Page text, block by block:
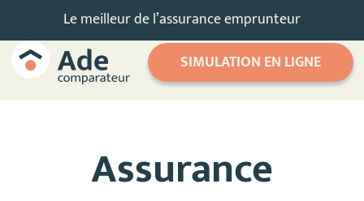
Le meilleur de l’assurance emprunteur
SIMULATION EN LIGNE
Assurance